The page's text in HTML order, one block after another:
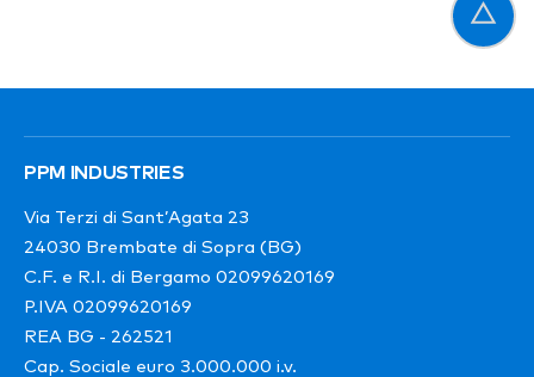
PPM INDUSTRIES
Via Terzi di Sant’Agata 23
24030 Brembate di Sopra (BG)
C.F. e R.I. di Bergamo 02099620169
P.IVA 02099620169
REA BG - 262521
Cap. Sociale euro 3.000.000 i.v.